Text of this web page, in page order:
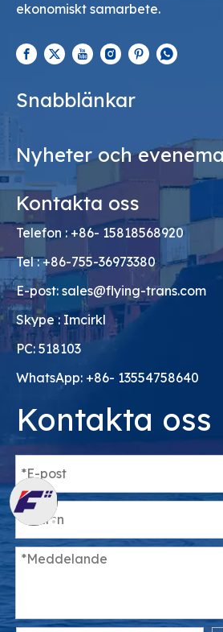
ekonomiskt samarbete.
Snabblänkar
Nyheter och
Kontakta oss
Telefon : +86- 15818568920
Tel : +86-755-36973380
E-post: sales@flying-trans.com
Skype : Imcirkl
PC: 518103
WhatsApp: +86- 13554758640
Kontakta oss